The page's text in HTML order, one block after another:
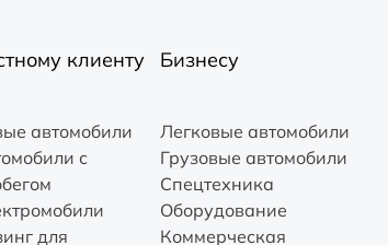
клиенту
автомобили
с
для
Бизнесу
Легковые автомобили
Грузовые автомобили
Спецтехника
Оборудование
Коммерческая